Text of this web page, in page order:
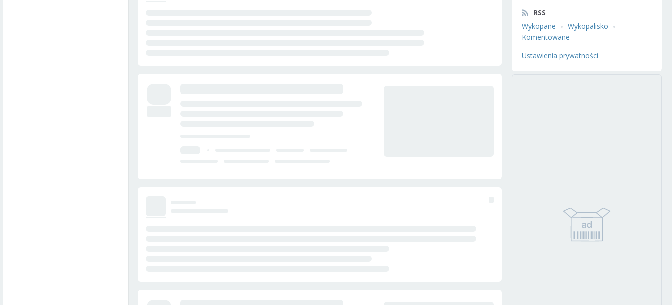
RSS
Wykopane
Wykopalisko
Komentowane
Ustawienia prywatności